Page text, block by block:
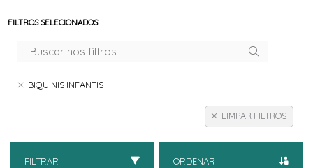
FILTROS SELECIONADOS
BIQUINIS INFANTIS
LIMPAR FILTROS
FILTRAR ORDENAR